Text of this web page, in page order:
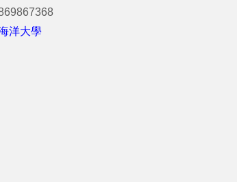
洋大學